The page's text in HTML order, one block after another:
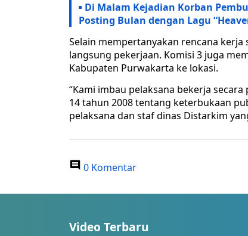
Di Malam Kejadian Korban
Posting Bulan dengan Lagu
Selain mempertanyakan rencana
langsung pekerjaan. Komisi 3 juga
Kabupaten Purwakarta ke lokasi.
“Kami imbau pelaksana bekerja
14 tahun 2008 tentang keterbukaan
pelaksana dan staf dinas Distarkim
0 Komentar
Video Terbaru